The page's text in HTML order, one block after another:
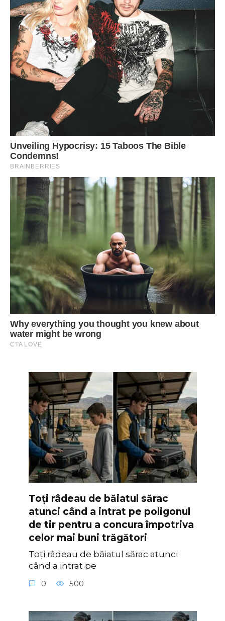
Toți râdeau de băiatul sărac
atunci când a intrat pe poligonul
de tir pentru a concura împotriva
celor mai buni trăgători
Toți râdeau de băiatul sărac atunci
când a intrat pe
0 500